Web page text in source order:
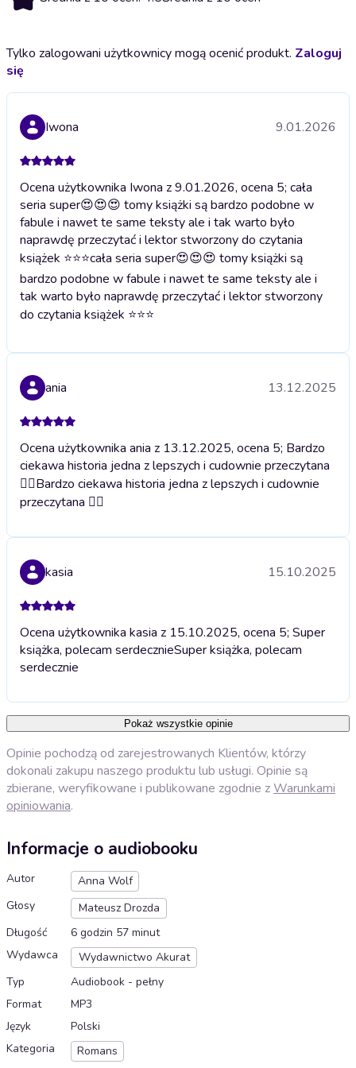
Tylko zalogowani użytkownicy mogą ocenić produkt. Zaloguj
się
Iwona 9.01.2026
Ocena użytkownika Iwona z 9.01.2026, ocena 5; cała
seria super😍😍😍 tomy książki są bardzo podobne w
fabule i nawet te same teksty ale i tak warto było
naprawdę przeczytać i lektor stworzony do czytania
książek ⭐⭐⭐cała seria super😍😍😍 tomy książki są
bardzo podobne w fabule i nawet te same teksty ale i
tak warto było naprawdę przeczytać i lektor stworzony
do czytania książek ⭐⭐⭐
ania 13.12.2025
Ocena użytkownika ania z 13.12.2025, ocena 5; Bardzo
ciekawa historia jedna z lepszych i cudownie przeczytana
❤️‍🔥Bardzo ciekawa historia jedna z lepszych i cudownie
przeczytana ❤️‍🔥
kasia 15.10.2025
Ocena użytkownika kasia z 15.10.2025, ocena 5; Super
książka, polecam serdecznieSuper książka, polecam
serdecznie
Pokaż wszystkie opinie
Opinie pochodzą od zarejestrowanych Klientów, którzy
dokonali zakupu naszego produktu lub usługi. Opinie są
zbierane, weryfikowane i publikowane zgodnie zWarunkami
opiniowania.
Informacje o audiobooku
Autor
Anna Wolf
Głosy
Mateusz Drozda
Długość
6 godzin 57 minut
Wydawca
Wydawnictwo Akurat
Typ
Audiobook - pełny
Format
MP3
Język
Polski
Kategoria
Romans